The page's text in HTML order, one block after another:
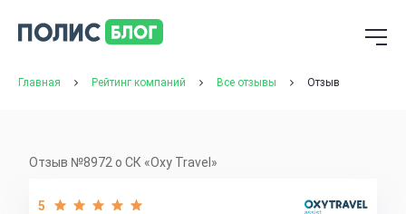
Главная Рейтинг компаний Все отзывы Отзыв
Отзыв №8972 о СК «Oxy Travel»
5